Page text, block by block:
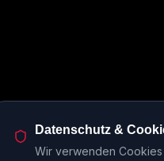
Datenschutz &
Wir verwenden